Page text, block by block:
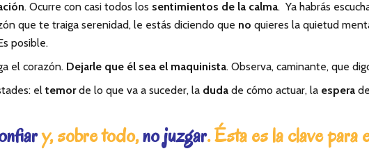
. Ocurre con casi todos los sentimientos de la calma. Ya habrás
que te traiga serenidad, le estás diciendo que no quieres la quietud
posible.
el corazón. Dejarle que él sea el maquinista. Observa, caminante, que
el temorde lo que va a suceder, la duda de cómo actuar, la espera
y, sobre todo,no juzgar. Ésta es la clave para